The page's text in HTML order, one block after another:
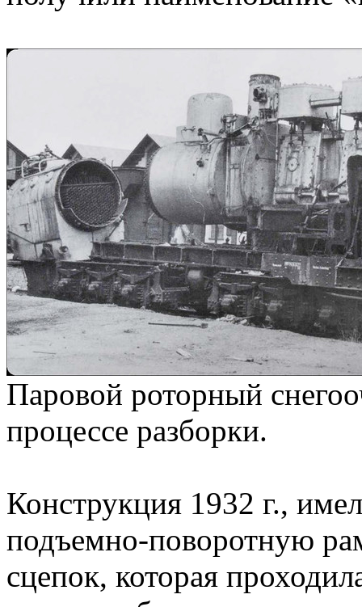
Паровой роторный
процессе разборки.
Конструкция 1932 г.,
подъемно-поворотную
сцепок, которая